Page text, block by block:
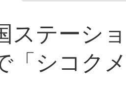
ステー
「シコク